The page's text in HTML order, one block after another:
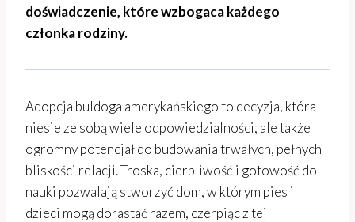
doświadczenie, które wzbogaca każdego
członka rodziny.
Adopcja buldoga amerykańskiego to decyzja, która
niesie ze sobą wiele odpowiedzialności, ale także
ogromny potencjał do budowania trwałych, pełnych
bliskości relacji. Troska, cierpliwość i gotowość do
nauki pozwalają stworzyć dom, w którym pies i
dzieci mogą dorastać razem, czerpiąc z tej